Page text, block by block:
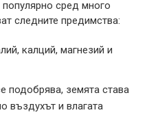
сред много
следните предимства:
калций, магнезий и
подобрява, земята става
въздухът и влагата